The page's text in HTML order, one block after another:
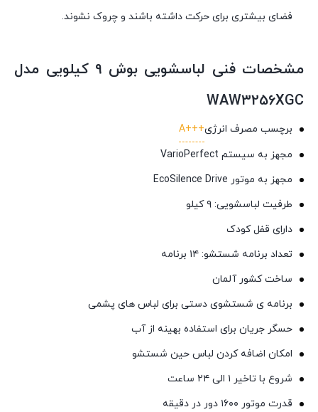
فضای بیشتری برای حرکت داشته باشند و چروک نشوند.
مشخصات فنی لباسشویی بوش ۹ کیلویی مدل
WAW3256XGC
برچسب مصرف انرژی+++A
مجهز به سیستم VarioPerfect
مجهز به موتور EcoSilence Drive
طرفیت لباسشویی: ۹ کیلو
دارای قفل کودک
تعداد برنامه شستشو: ۱۴ برنامه
ساخت کشور آلمان
برنامه ی شستشوی دستی برای لباس های پشمی
حسگر جریان برای استفاده بهینه از آب
امکان اضافه کردن لباس حین شستشو
شروع با تاخیر ۱ الی ۲۴ ساعت
قدرت موتور ۱۶۰۰ دور در دقیقه